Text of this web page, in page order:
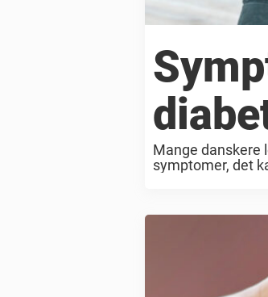
Mange danskere
symptomer, det